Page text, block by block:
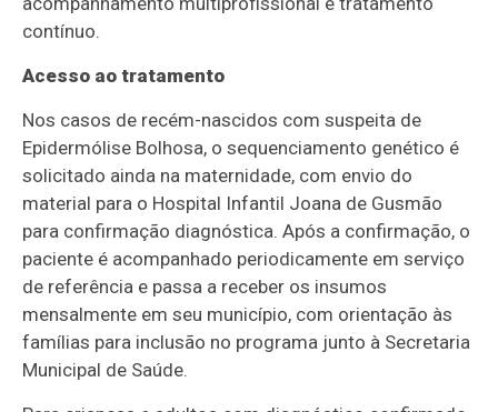
contínuo.
Acesso ao tratamento
Nos casos de recém-nascidos com suspeita de
Epidermólise Bolhosa, o sequenciamento genético é
solicitado ainda na maternidade, com envio do
material para o Hospital Infantil Joana de Gusmão
para confirmação diagnóstica. Após a confirmação, o
paciente é acompanhado periodicamente em serviço
de referência e passa a receber os insumos
mensalmente em seu município, com orientação às
famílias para inclusão no programa junto à Secretaria
Municipal de Saúde.